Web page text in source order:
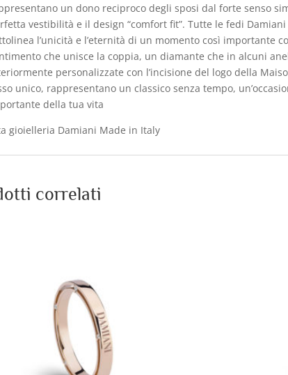
un dono reciproco degli sposi dal forte senso
vestibilità e il design “comfort fit”. Tutte le fedi
l’unicità e l’eternità di un momento così importante
che unisce la coppia, un diamante che in alcuni
personalizzate con l’incisione del logo della
unico, rappresentano un classico senza tempo,
della tua vita
gioielleria Damiani Made in Italy
correlati